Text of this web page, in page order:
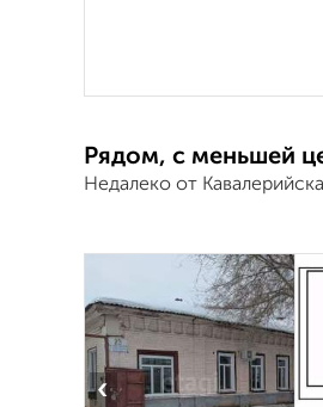
Рядом, с меньшей
Недалеко от
‹